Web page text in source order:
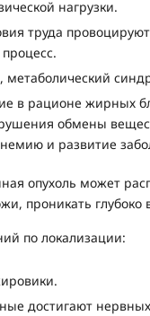
нагрузки.
труда провоцируют
метаболический
в рационе жирных
обмены
и развитие
опухоль может
проникать глубоко
по локализации:
достигают